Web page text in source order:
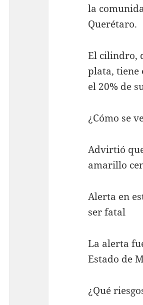
la
Querétaro.
El cilindro,
plata, tiene
el 20% de
¿Cómo se
Advirtió
amarillo
Alerta en
ser fatal
La alerta
Estado de
¿Qué